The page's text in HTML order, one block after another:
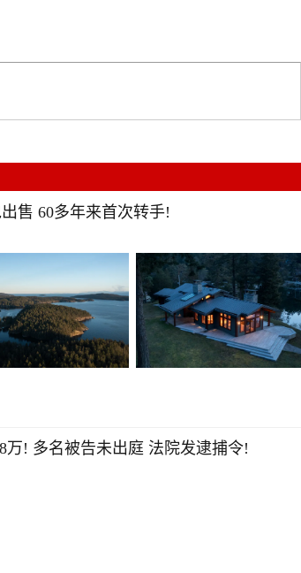
售 60多年来首次转手!
万! 多名被告未出庭 法院发逮捕令!